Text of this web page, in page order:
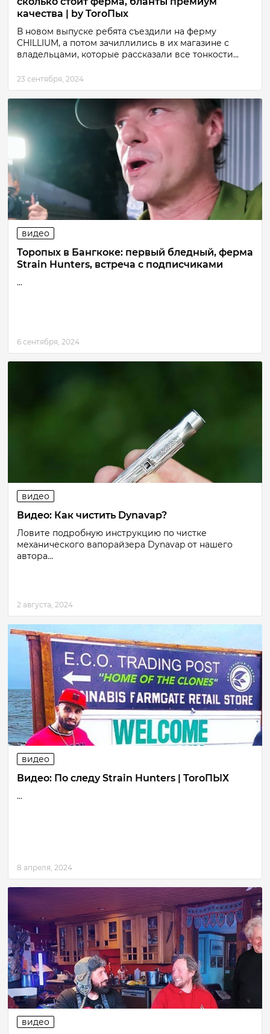
качества | by ToroПых
В новом выпуске ребята съездили на ферму
CHILLIUM, а потом зачиллились в их магазине с
владельцами, которые рассказали все тонкости...
23 сентября, 2024
видео
Торопых в Бангкоке: первый бледный, ферма
Strain Hunters, встреча с подписчиками
...
6 сентября, 2024
видео
Видео: Как чистить Dynavap?
Ловите подробную инструкцию по чистке
механического вапорайзера Dynavap от нашего
автора...
2 августа, 2024
видео
Видео: По следу Strain Hunters | ToroПЫХ
...
8 апреля, 2024
видео